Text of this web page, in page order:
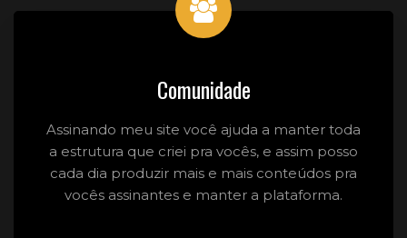
Comunidade
Assinando meu site você ajuda a manter toda
a estrutura que criei pra vocês, e assim posso
cada dia produzir mais e mais conteúdos pra
vocês assinantes e manter a plataforma.